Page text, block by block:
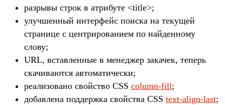
разрывы строк в атрибуте <title>;
улучшенный интерфейс поиска на текущей
странице с центрированием по найденному
слову;
URL, вставленные в менеджер закачек, теперь
скачиваются автоматически;
реализовано свойство CSS column-fill;
добавлена поддержка свойства CSS text-align-last;